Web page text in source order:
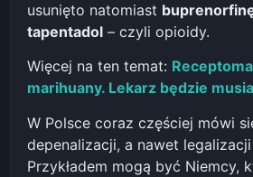
usunięto natomiast
tapentadol – czyli opioidy.
Więcej na ten temat:
marihuany. Lekarz będzie
W Polsce coraz częściej mówi
depenalizacji, a nawet legalizacji
Przykładem mogą być Niemcy,